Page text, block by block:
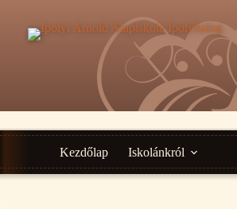
tartalomra
Kezdőlap Iskolánkról